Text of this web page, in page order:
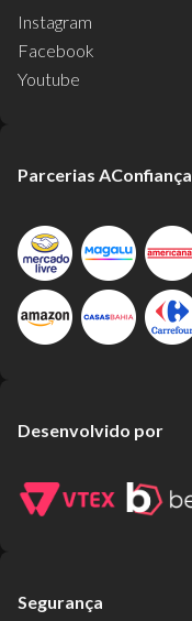
Instagram
Facebook
Youtube
Parcerias AConfiança
Desenvolvido por
Segurança